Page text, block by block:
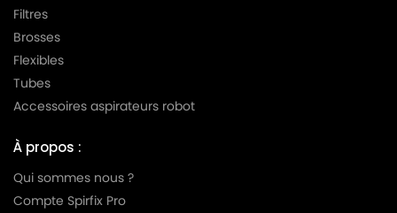
Filtres
Brosses
Flexibles
Tubes
Accessoires aspirateurs robot
À propos :
Qui sommes nous ?
Compte Spirfix Pro